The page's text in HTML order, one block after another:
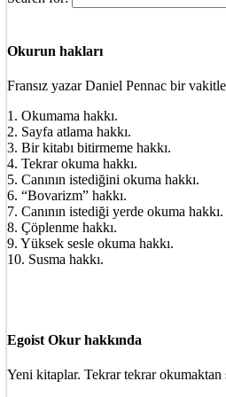
Okurun hakları
Fransız yazar Daniel Pennac bir
1. Okumama hakkı.
2. Sayfa atlama hakkı.
3. Bir kitabı bitirmeme hakkı.
4. Tekrar okuma hakkı.
5. Canının istediğini okuma hakkı.
6. “Bovarizm” hakkı.
7. Canının istediği yerde okuma hakkı.
8. Çöplenme hakkı.
9. Yüksek sesle okuma hakkı.
10. Susma hakkı.
Egoist Okur hakkında
Yeni kitaplar. Tekrar tekrar